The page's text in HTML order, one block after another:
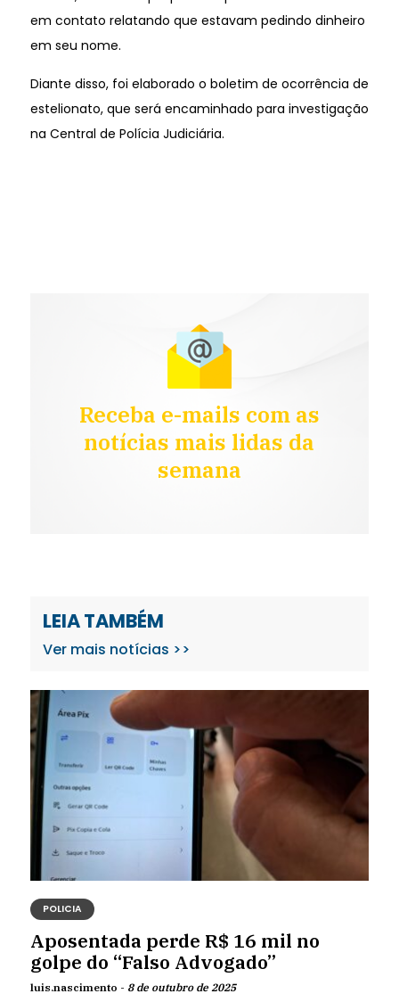
em contato relatando que estavam pedindo dinheiro
em seu nome.
Diante disso, foi elaborado o boletim de ocorrência de
estelionato, que será encaminhado para investigação
na Central de Polícia Judiciária.
Receba e-mails com as
notícias mais lidas da
semana
LEIA TAMBÉM
Ver mais notícias >>
POLICIA
Aposentada perde R$ 16 mil no
golpe do “Falso Advogado”
luis.nascimento - 8 de outubro de 2025